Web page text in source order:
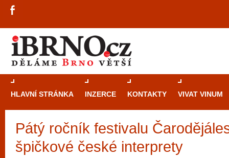
HLAVNÍ STRÁNKA INZERCE KONTAKTY VIVAT VINUM
Pátý ročník festivalu
špičkové české interprety
Průvodce
Brně: Od